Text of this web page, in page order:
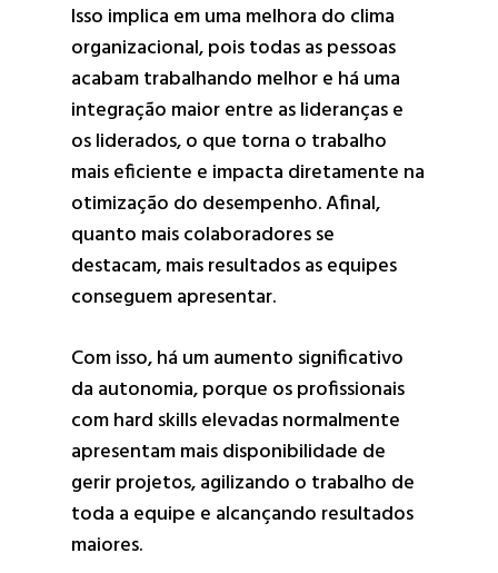
Isso implica em uma melhora do clima
organizacional, pois todas as pessoas
acabam trabalhando melhor e há uma
integração maior entre as lideranças e
os liderados, o que torna o trabalho
mais eficiente e impacta diretamente na
otimização do desempenho. Afinal,
quanto mais colaboradores se
destacam, mais resultados as equipes
conseguem apresentar.
Com isso, há um aumento significativo
da autonomia, porque os profissionais
com hard skills elevadas normalmente
apresentam mais disponibilidade de
gerir projetos, agilizando o trabalho de
toda a equipe e alcançando resultados
maiores.